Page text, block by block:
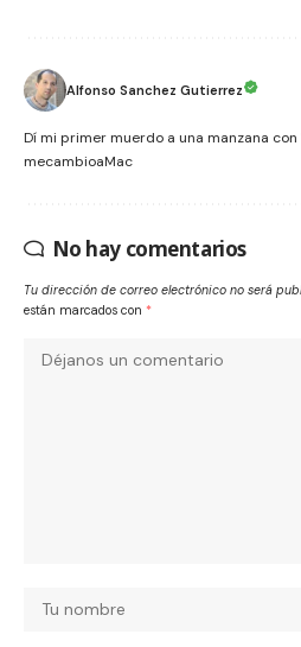
Alfonso Sanchez Gutierrez
Dí mi primer muerdo a una manzana con
mecambioaMac
No hay comentarios
Tu dirección de correo electrónico no será
están marcados con *